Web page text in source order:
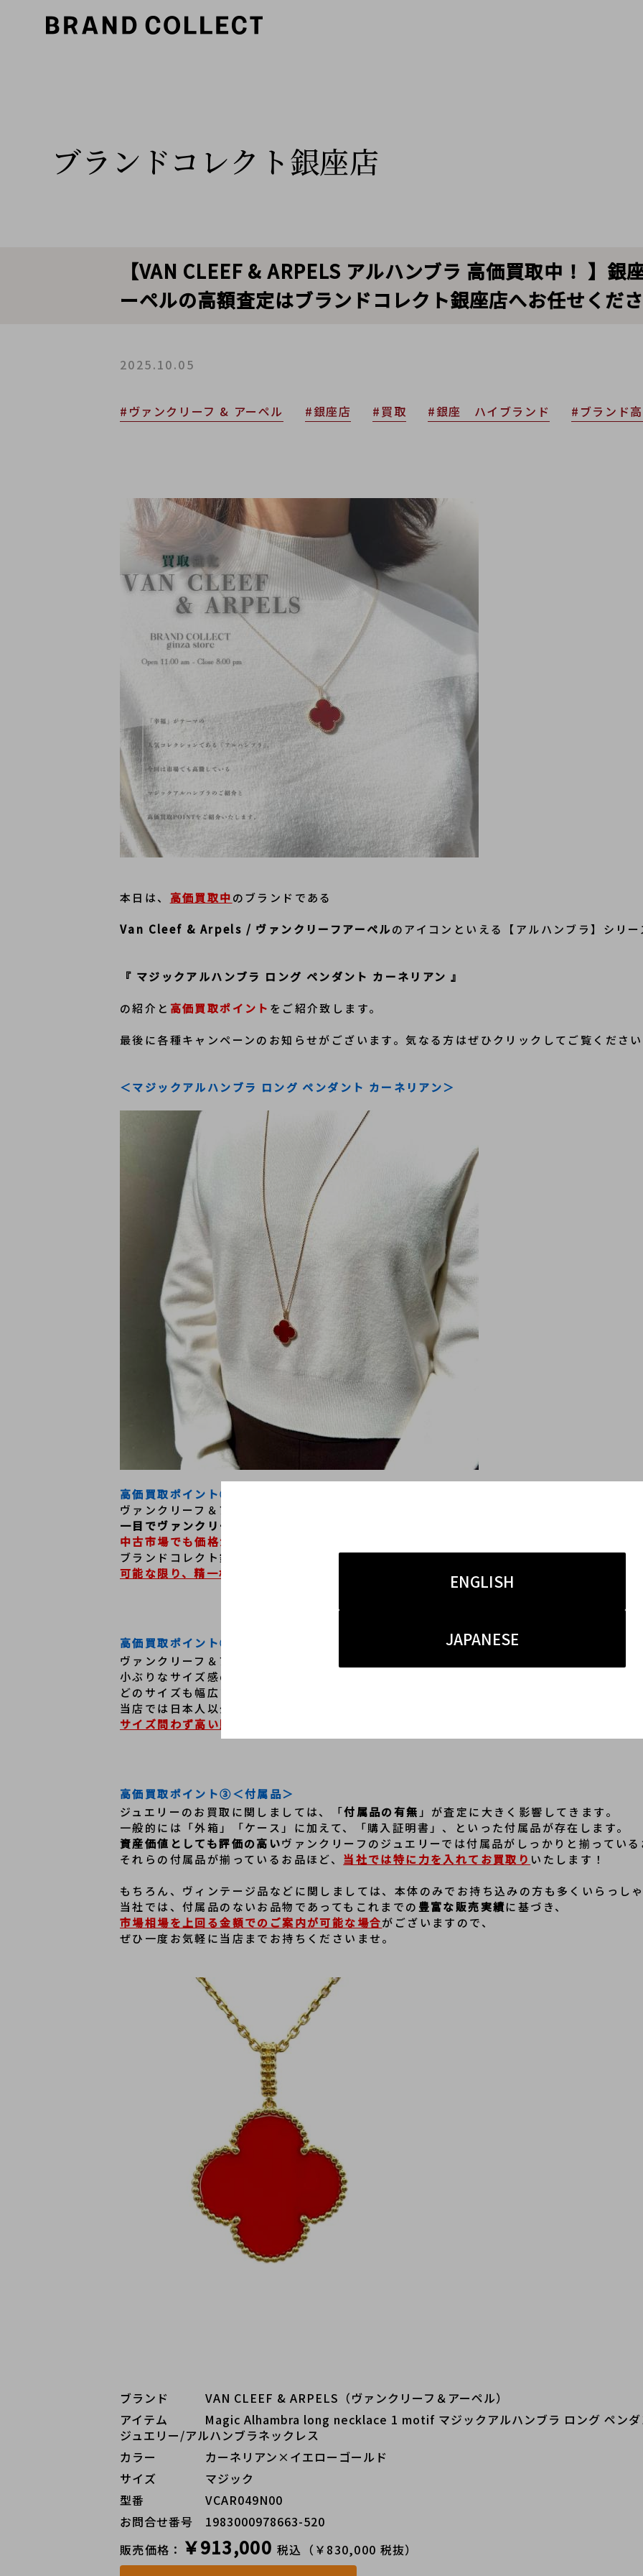
ENGLISH
JAPANESE
ブランドコレクト銀座店
【VAN CLEEF & ARPELS アルハンブラ 高価買取中！ 】銀
ーペルの高額査定はブランドコレクト銀座店へお任せくだ
2025.10.05
#ヴァンクリーフ & アーペル #銀座店 #買取 #銀座 ハイブランド #ブランド
本日は、 高価買取中のブランドである
Van Cleef & Arpels / ヴァンクリーフアーペルのアイコンといえる【アルハンブラ】シリ
『 マジックアルハンブラ ロング ペンダント カーネリアン 』
の紹介と 高価買取ポイント をご紹介致します。
最後に各種キャンペーンのお知らせがございます。気なる方はぜひクリックしてご覧くださ
＜マジックアルハンブラ ロング ペンダント カーネリアン＞
高価買取ポイント①＜モデル＞
ヴァンクリーフ＆アーペルを代表とする
一目でヴァンクリーフアーペルと分かる高いデザイン性
中古市場でも価格が年々高騰している
ブランドコレクト銀座店では訪日のお客様のご利用も多く、このような人気デザインのモデ
可能な限り、精一杯のお支払い
高価買取ポイント②
ヴァンクリーフ＆アーペルには、今回ご紹介させていただいた「マジック」のほか、
小ぶりなサイズ感の「ヴィンテージ」、「スウィート」、「ピュア」といった
どのサイズも幅広い層のお客様から非常に人気が高いものになっております。
当店では日本人以外にもヨーロッパのお客様やアメリカのお客様など
サイズ問わず高い販売力があるため、
高価買取ポイント③＜付属品＞
ジュエリーのお買取に関しましては、「付属品の有無 」が査定に大きく影響してきます。
一般的には「外箱」「ケース」に加えて、「購入証明書」、といった付属品が存在します。
資産価値としても評価の高いヴァンクリーフのジュエリーでは付属品がしっかりと揃ってい
それらの付属品が揃っているお品ほど、 当社では特に力を入れてお買取り いたします！
もちろん、ヴィンテージ品などに関しましては、本体のみでお持ち込みの方も多くいらっし
当社では、付属品のないお品物であってもこれまでの 豊富な販売実績に基づき、
市場相場を上回る金額でのご案内が可能な場合がございますので、
ぜひ一度お気軽に当店までお持ちくださいませ。
ブランド   VAN CLEEF & ARPELS（ヴァンクリーフ＆アーペル）
アイテム   Magic Alhambra long necklace 1 motif マジックアルハンブラ ロング ペンダ
ジュエリー/アルハンブラネックレス
カラー    カーネリアン×イエローゴールド
サイズ    マジック
型番     VCAR049N00
お問合せ番号 1983000978663-520
販売価格： ￥913,000 税込（￥830,000 税抜）